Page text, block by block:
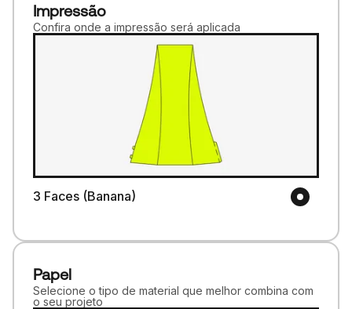
Impressão
Confira onde a impressão será aplicada
3 Faces (Banana)
Papel
Selecione o tipo de material que melhor combina com
o seu projeto